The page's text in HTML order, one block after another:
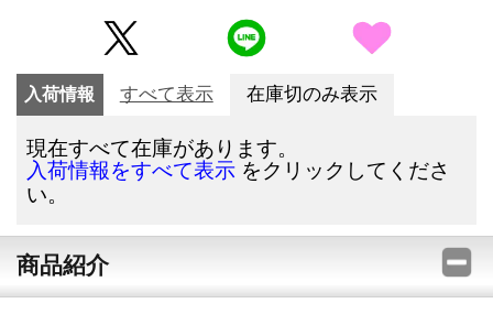
入荷情報 すべて表示 在庫切のみ表示
現在すべて在庫があります。
入荷情報をすべて表示 をクリックしてくださ
い。
商品紹介